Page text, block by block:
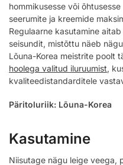
hommikusesse või
seerumite ja kreemide
Regulaarne kasutamine
seisundit, mistõttu näeb
Lõuna-Korea meistrite poolt
hoolega valitud iluruumist,
kvaliteedistandarditele
Päritoluriik: Lõuna-Korea
Kasutamine
Niisutage nägu leige veega,